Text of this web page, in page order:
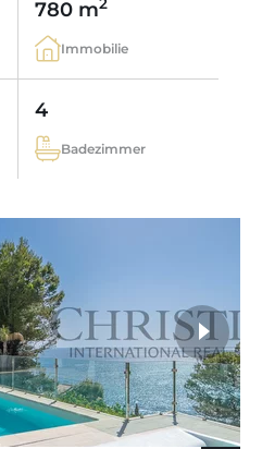
780 m2
Immobilie
4
Badezimmer